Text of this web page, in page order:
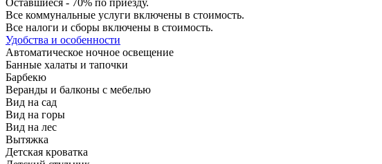
Все коммунальные услуги включены в стоимость.
Все налоги и сборы включены в стоимость.
Удобства и особенности
Автоматическое ночное освещение
Банные халаты и тапочки
Барбекю
Веранды и балконы с мебелью
Вид на сад
Вид на горы
Вид на лес
Вытяжка
Детская кроватка